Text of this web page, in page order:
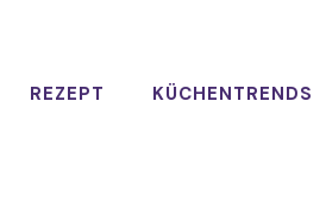
REZEPT KÜCHENTRENDS